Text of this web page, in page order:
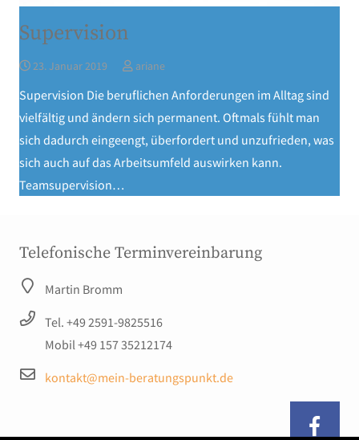
Supervision
23. Januar 2019 ariane
Supervision Die beruflichen Anforderungen im Alltag sind
vielfältig und ändern sich permanent. Oftmals fühlt man
sich dadurch eingeengt, überfordert und unzufrieden, was
sich auch auf das Arbeitsumfeld auswirken kann.
Teamsupervision…
Telefonische Terminvereinbarung
Martin Bromm
Tel. +49 2591-9825516
Mobil +49 157 35212174
kontakt@mein-beratungspunkt.de